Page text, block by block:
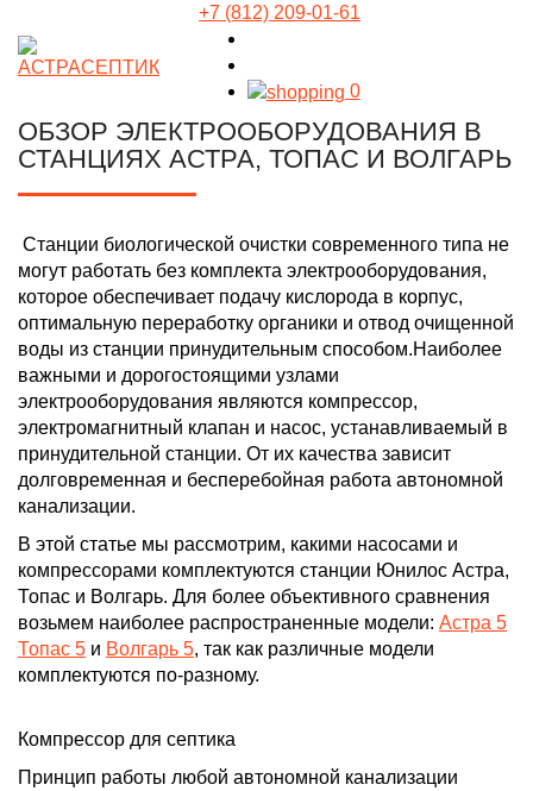
+7 (812) 209-01-61
0
ОБЗОР ЭЛЕКТРООБОРУДОВАНИЯ В
СТАНЦИЯХ АСТРА, ТОПАС И ВОЛГАРЬ
Станции биологической очистки современного типа не
могут работать без комплекта электрооборудования,
которое обеспечивает подачу кислорода в корпус,
оптимальную переработку органики и отвод очищенной
воды из станции принудительным способом.Наиболее
важными и дорогостоящими узлами
электрооборудования являются компрессор,
электромагнитный клапан и насос, устанавливаемый в
принудительной станции. От их качества зависит
долговременная и бесперебойная работа автономной
канализации.
В этой статье мы рассмотрим, какими насосами и
компрессорами комплектуются станции Юнилос Астра,
Топас и Волгарь. Для более объективного сравнения
возьмем наиболее распространенные модели: Астра 5
Топас 5 и Волгарь 5, так как различные модели
комплектуются по-разному.
Компрессор для септика
Принцип работы любой автономной канализации